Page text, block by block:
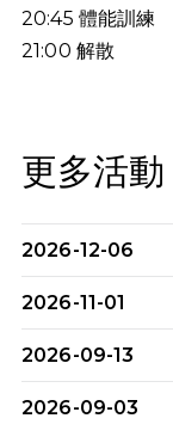
20:45 體能訓練
21:00 解散
更多活動
2026-12-06
2026-11-01
2026-09-13
2026-09-03